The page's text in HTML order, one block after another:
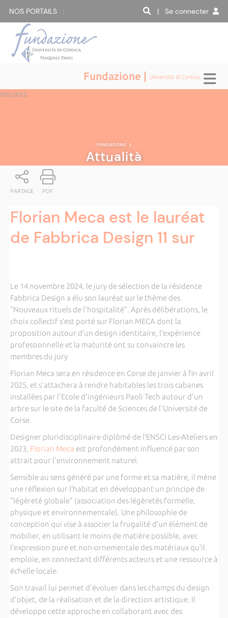
NOS PORTAILS : | Se connecter
Fundazione | Università di Corsica
Attualità
FUNDAZIONE |
Attualità
PARTAGE PDF
Florian Meca est le lauréat
de Fabbrica Design 11 sur
Le 14 novembre 2024, le jury de sélection de la résidence
Fabbrica Design a élu son lauréat sur le thème des
"Nouveaux rituels de l'hospitalité". Après délibérations, le
choix collectif s’est porté sur Florian MECA dont la
proposition autour d’un design identitaire, l’expérience
professionnelle et la maturité ont su convaincre les
membres du jury
Florian Meca sera en résidence en Corse de janvier à fin avril
2025, et s'attachera à rendre habitables les trois cabanes
installées par l'Ecole d'ingénieurs Paoli Tech autour d'un
arbre sur le site de la faculté de Sciences de l'Université de
Corse.
Designer pluridisciplinaire diplômé de l’ENSCI Les-Ateliers en
2023, Florian Meca est profondément influencé par son
attrait pour l'environnement naturel.
Sensible au sens généré par une forme et sa matière, il mène
une réflexion sur l’habitat en développant un principe de
"légèreté globale" (association des légèretés formelle,
physique et environnementale). Une philosophie de
conception qui vise à associer la frugalité d’un élément de
mobilier, en utilisant le moins de matière possible, avec
l’expression pure et non-ornementale des matériaux qu’il
emploie, en connectant différents acteurs et une ressource à
échelle locale.
Son travail lui permet d'évoluer dans les champs du design
d'objet, de la réalisation et de la direction artistique. Il
développe cette approche en collaborant avec des